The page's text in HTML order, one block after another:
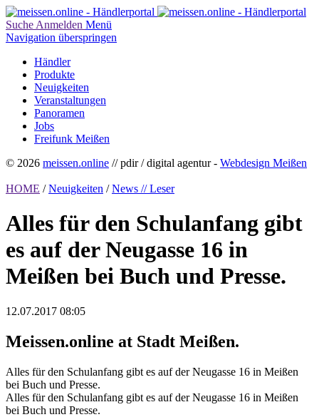
Suche Anmelden Menü
Navigation überspringen
Händler
Produkte
Neuigkeiten
Veranstaltungen
Panoramen
Jobs
Freifunk Meißen
© 2026 meissen.online // pdir / digital agentur - Webdesign Meißen
HOME / Neuigkeiten / News // Leser
Alles für den Schulanfang gibt
es auf der Neugasse 16 in
Meißen bei Buch und Presse.
12.07.2017 08:05
Meissen.online at Stadt Meißen.
Alles für den Schulanfang gibt es auf der Neugasse 16 in Meißen
bei Buch und Presse.
Alles für den Schulanfang gibt es auf der Neugasse 16 in Meißen
bei Buch und Presse.